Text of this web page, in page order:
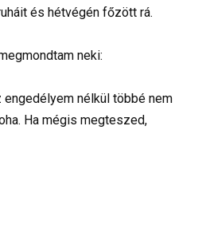
és hétvégén főzött rá.
neki:
nélkül többé nem
Ha mégis megteszed,